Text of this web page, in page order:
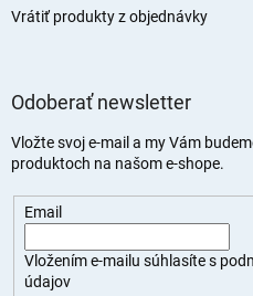
Vrátiť produkty z objednávky
Odoberať newsletter
Vložte svoj e-mail a my Vám
produktoch na našom e-shope.
Email
Vložením e-mailu súhlasíte s
údajov